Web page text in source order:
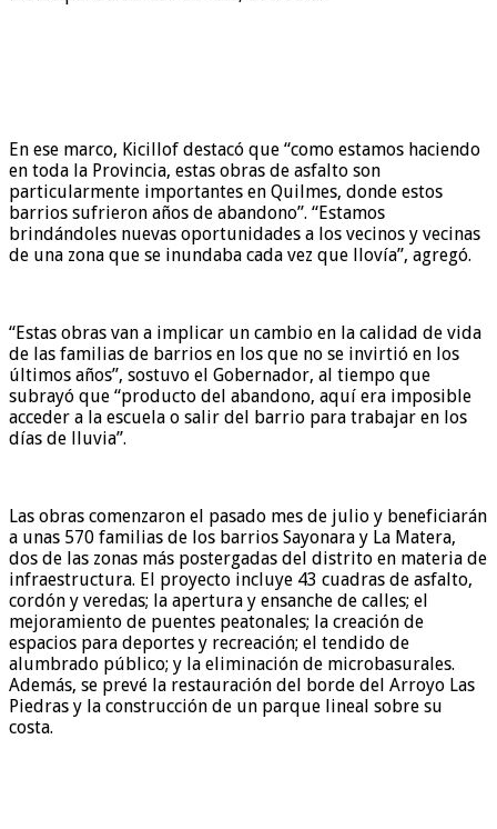
En ese marco, Kicillof destacó que “como estamos haciendo
en toda la Provincia, estas obras de asfalto son
particularmente importantes en Quilmes, donde estos
barrios sufrieron años de abandono”. “Estamos
brindándoles nuevas oportunidades a los vecinos y vecinas
de una zona que se inundaba cada vez que llovía”, agregó.
“Estas obras van a implicar un cambio en la calidad de vida
de las familias de barrios en los que no se invirtió en los
últimos años”, sostuvo el Gobernador, al tiempo que
subrayó que “producto del abandono, aquí era imposible
acceder a la escuela o salir del barrio para trabajar en los
días de lluvia”.
Las obras comenzaron el pasado mes de julio y beneficiarán
a unas 570 familias de los barrios Sayonara y La Matera,
dos de las zonas más postergadas del distrito en materia de
infraestructura. El proyecto incluye 43 cuadras de asfalto,
cordón y veredas; la apertura y ensanche de calles; el
mejoramiento de puentes peatonales; la creación de
espacios para deportes y recreación; el tendido de
alumbrado público; y la eliminación de microbasurales.
Además, se prevé la restauración del borde del Arroyo Las
Piedras y la construcción de un parque lineal sobre su
costa.